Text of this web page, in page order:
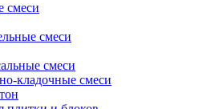
смеси
смеси
смеси
кладочные смеси